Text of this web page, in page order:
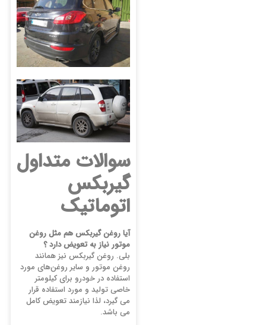
سوالات متداول
گیربکس
اتوماتیک
آیا روغن گیربکس هم مثل روغن
موتور نیاز به تعویض دارد ؟
بلی. روغن گیربکس نیز همانند
روغن موتور و سایر روغن‌های مورد
استفاده در خودرو برای کیلومتر
خاصی تولید و مورد استفاده قرار
می گیرد، لذا نیازمند تعویض کامل